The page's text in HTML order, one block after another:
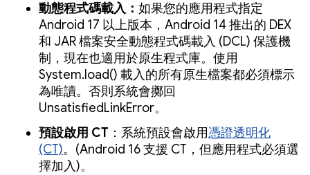
動態程式碼載入： 如果您的應用程式指定
Android 17 以上版本，Android 14 推出的 DEX
和 JAR 檔案安全動態程式碼載入 (DCL) 保護機
制，現在也適用於原生程式庫。使用
System.load() 載入的所有原生檔案都必須標示
為唯讀。否則系統會擲回
UnsatisfiedLinkError。
預設啟用 CT ：系統預設會啟用憑證透明化
(CT)。(Android 16 支援 CT，但應用程式必須選
擇加入)。